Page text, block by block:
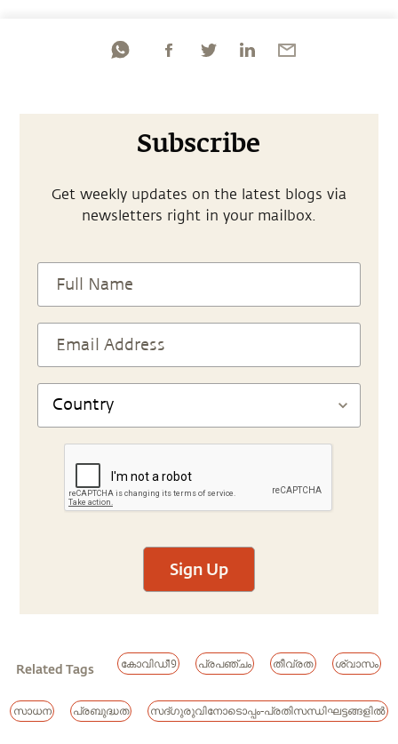
Subscribe
Get weekly updates on the latest blogs via
newsletters right in your mailbox.
Sign Up
Related Tags കോവിഡ്19 പ്രപഞ്ചം തീവ്രത ശ്വാസം
സാധന പ്രബുദ്ധത സദ്ഗുരുവിനോടൊപ്പം-പ്രതിസന്ധിഘട്ടങ്ങളിൽ